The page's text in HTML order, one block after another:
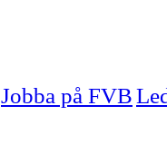
Jobba på FVB